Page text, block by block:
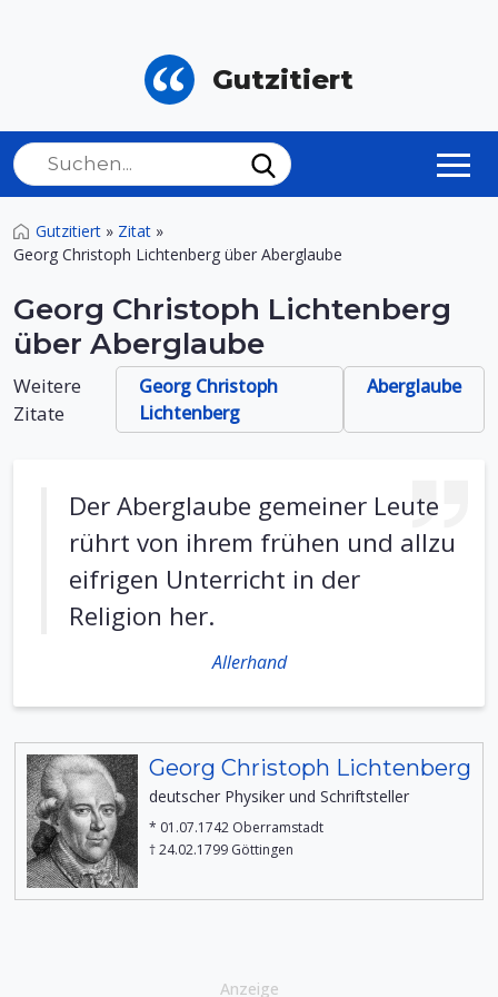
Gutzitiert
Gutzitiert » Zitat »
Georg Christoph Lichtenberg über Aberglaube
Georg Christoph Lichtenberg
über Aberglaube
Weitere
Zitate
Georg Christoph
Lichtenberg
Aberglaube
Der Aberglaube gemeiner Leute
rührt von ihrem frühen und allzu
eifrigen Unterricht in der
Religion her.
Allerhand
Georg Christoph Lichtenberg
deutscher Physiker und Schriftsteller
* 01.07.1742 Oberramstadt
† 24.02.1799 Göttingen
Anzeige